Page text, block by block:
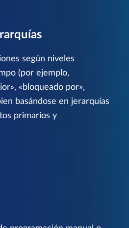
según niveles
(por ejemplo,
«bloqueado por»,
basándose en jerarquías
primarios y